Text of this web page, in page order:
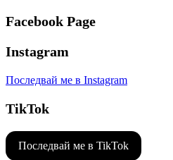
Facebook Page
Instagram
Последвай ме в Instagram
TikTok
Последвай ме в TikTok